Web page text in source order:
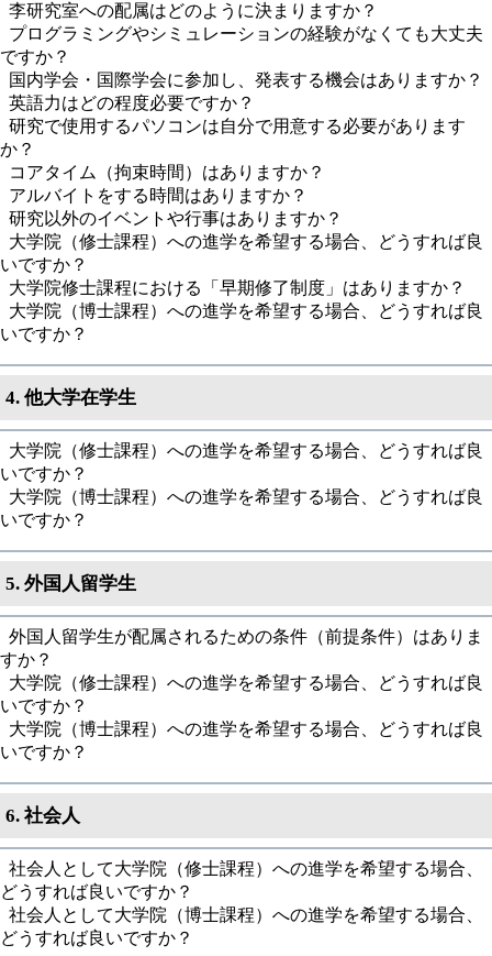
李研究室への配属はどのように決まりますか？
プログラミングやシミュレーションの経験がなくても大丈夫
ですか？
国内学会・国際学会に参加し、発表する機会はありますか？
英語力はどの程度必要ですか？
研究で使用するパソコンは自分で用意する必要があります
か？
コアタイム（拘束時間）はありますか？
アルバイトをする時間はありますか？
研究以外のイベントや行事はありますか？
大学院（修士課程）への進学を希望する場合、どうすれば良
いですか？
大学院修士課程における「早期修了制度」はありますか？
大学院（博士課程）への進学を希望する場合、どうすれば良
いですか？
4. 他大学在学生
大学院（修士課程）への進学を希望する場合、どうすれば良
いですか？
大学院（博士課程）への進学を希望する場合、どうすれば良
いですか？
5. 外国人留学生
外国人留学生が配属されるための条件（前提条件）はありま
すか？
大学院（修士課程）への進学を希望する場合、どうすれば良
いですか？
大学院（博士課程）への進学を希望する場合、どうすれば良
いですか？
6. 社会人
社会人として大学院（修士課程）への進学を希望する場合、
どうすれば良いですか？
社会人として大学院（博士課程）への進学を希望する場合、
どうすれば良いですか？